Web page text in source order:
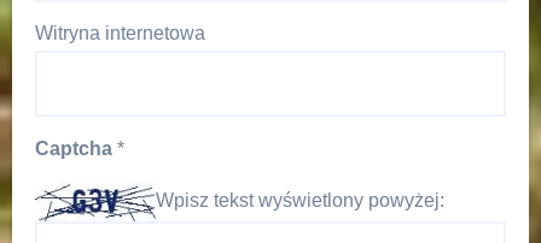
Witryna internetowa
Captcha *
Wpisz tekst wyświetlony powyżej: